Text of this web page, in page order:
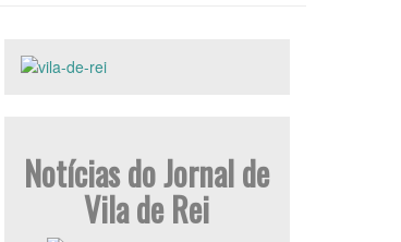
Notícias do Jornal de
Vila de Rei